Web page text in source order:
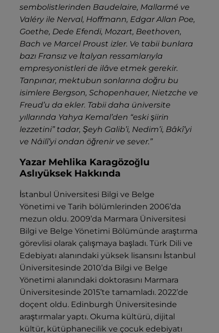
sembolistlerinden Baudelaire, Mallarmé ve
Valéry ile Nerval, Hoffmann, Edgar Allan Poe,
Goethe, Dede Efendi, Mozart, Beethoven,
Bach ve Marcel Proust izler. Ve tabii bunlara
bazı Fransız ve İtalyan ressamlarıyla
empresyonistleri de ilâve etmek gerekir.
Tanpınar, mektubun sonlarına doğru bu
isimlere Bergson, Schopenhauer, Nietzche ve
Freud’u da ekler. Tabii daha üniversite
yıllarında Yahya Kemal’den “eski şiirin
lezzetini” tadar, Şeyh Galib’i, Nedim’i, Bâkî’yi
ve Nâilî’yi ondan öğrenir ve sever.”
Yazar Mehlika Karagözoğlu
Aslıyüksek Hakkında
İstanbul Üniversitesi Bilgi ve Belge
Yönetimi ve Tarih bölümlerinden 2006’da
mezun oldu. 2009’da Marmara Üniversitesi
Bilgi ve Belge Yönetimi Bölümünde araştırma
görevlisi olarak çalışmaya başladı. Türk Dili ve
Edebiyatı alanındaki yüksek lisansını İstanbul
Üniversitesinde 2010’da Bilgi ve Belge
Yönetimi alanındaki doktorasını Marmara
Üniversitesinde 2015’te tamamladı. 2022’de
doçent oldu. Edinburgh Üniversitesinde
araştırmalar yaptı. Okuma kültürü, dijital
kültür, kütüphanecilik ve çocuk edebiyatı